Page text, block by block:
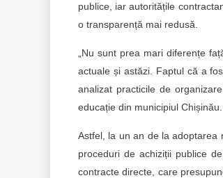
publice, iar autoritățile
o transparență mai redusă.
„Nu sunt prea mari diferențe
actuale și astăzi. Faptul că a
analizat practicile de
educație din municipiul Chișinău.
Astfel, la un an de la adoptarea
proceduri de achiziții publice
contracte directe, care